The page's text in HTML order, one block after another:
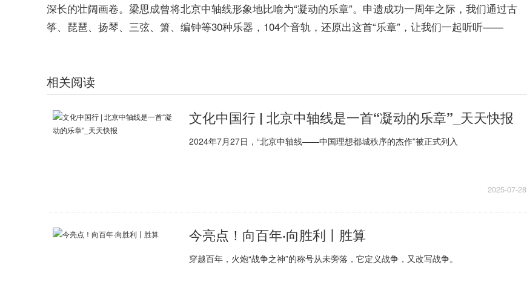
深长的壮阔画卷。梁思成曾将北京中轴线形象地比喻为“凝动的乐章”。申遗成功一周年之际，我们通过古
筝、琵琶、扬琴、三弦、箫、编钟等30种乐器，104个音轨，还原出这首“乐章”，让我们一起听听——
相关阅读
文化中国行 | 北京中轴线是一首“凝动的乐章”_天天快报
2024年7月27日，“北京中轴线——中国理想都城秩序的杰作”被正式列入
2025-07-28
今亮点！向百年·向胜利丨胜算
穿越百年，火炮“战争之神”的称号从未旁落，它定义战争，又改写战争。